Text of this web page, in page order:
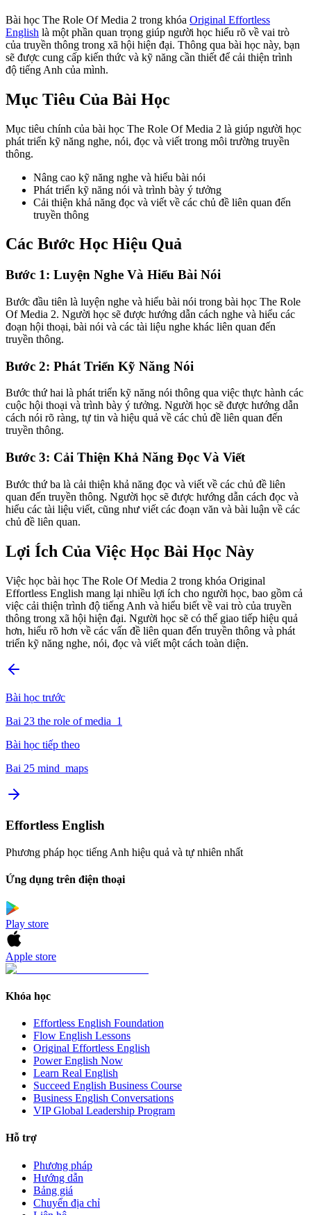
Bài học The Role Of Media 2 trong khóa Original Effortless
English là một phần quan trọng giúp người học hiểu rõ về vai trò
của truyền thông trong xã hội hiện đại. Thông qua bài học này, bạn
sẽ được cung cấp kiến thức và kỹ năng cần thiết để cải thiện trình
độ tiếng Anh của mình.
Mục Tiêu Của Bài Học
Mục tiêu chính của bài học The Role Of Media 2 là giúp người học
phát triển kỹ năng nghe, nói, đọc và viết trong môi trường truyền
thông.
Nâng cao kỹ năng nghe và hiểu bài nói
Phát triển kỹ năng nói và trình bày ý tưởng
Cải thiện khả năng đọc và viết về các chủ đề liên quan đến
truyền thông
Các Bước Học Hiệu Quả
Bước 1: Luyện Nghe Và Hiểu Bài Nói
Bước đầu tiên là luyện nghe và hiểu bài nói trong bài học The Role
Of Media 2. Người học sẽ được hướng dẫn cách nghe và hiểu các
đoạn hội thoại, bài nói và các tài liệu nghe khác liên quan đến
truyền thông.
Bước 2: Phát Triển Kỹ Năng Nói
Bước thứ hai là phát triển kỹ năng nói thông qua việc thực hành các
cuộc hội thoại và trình bày ý tưởng. Người học sẽ được hướng dẫn
cách nói rõ ràng, tự tin và hiệu quả về các chủ đề liên quan đến
truyền thông.
Bước 3: Cải Thiện Khả Năng Đọc Và Viết
Bước thứ ba là cải thiện khả năng đọc và viết về các chủ đề liên
quan đến truyền thông. Người học sẽ được hướng dẫn cách đọc và
hiểu các tài liệu viết, cũng như viết các đoạn văn và bài luận về các
chủ đề liên quan.
Lợi Ích Của Việc Học Bài Học Này
Việc học bài học The Role Of Media 2 trong khóa Original
Effortless English mang lại nhiều lợi ích cho người học, bao gồm cả
việc cải thiện trình độ tiếng Anh và hiểu biết về vai trò của truyền
thông trong xã hội hiện đại. Người học sẽ có thể giao tiếp hiệu quả
hơn, hiểu rõ hơn về các vấn đề liên quan đến truyền thông và phát
triển kỹ năng nghe, nói, đọc và viết một cách toàn diện.
Bài học trước
Bai 23 the role of media_1
Bài học tiếp theo
Bai 25 mind_maps
Effortless English
Phương pháp học tiếng Anh hiệu quả và tự nhiên nhất
Ứng dụng trên điện thoại
Play store
Apple store
Khóa học
Effortless English Foundation
Flow English Lessons
Original Effortless English
Power English Now
Learn Real English
Succeed English Business Course
Business English Conversations
VIP Global Leadership Program
Hỗ trợ
Phương pháp
Hướng dẫn
Bảng giá
Chuyển địa chỉ